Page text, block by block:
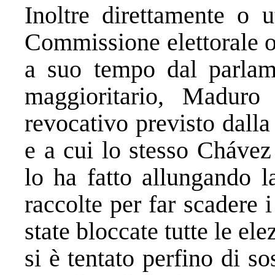
Inoltre direttamente o
Commissione elettorale
a suo tempo dal
maggioritario,
revocativo previsto
e a cui lo stesso
lo ha fatto allungando
raccolte per far scadere
state bloccate tutte le
si è tentato perfino di